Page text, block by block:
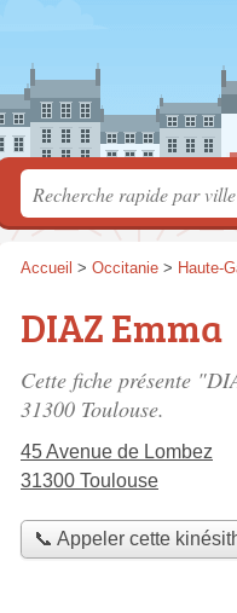
Accueil > Occitanie > Haute-
DIAZ Emma
Cette fiche présente
31300 Toulouse.
45 Avenue de Lombez
31300 Toulouse
📞 Appeler cette